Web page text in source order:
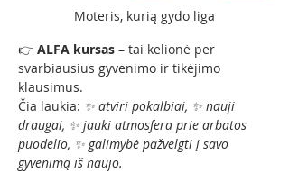
Moteris, kurią gydo liga
👉 ALFA kursas – tai kelionė per
svarbiausius gyvenimo ir tikėjimo
klausimus.
Čia laukia: ✨ atviri pokalbiai, ✨ nauji
draugai, ✨ jauki atmosfera prie arbatos
puodelio, ✨ galimybė pažvelgti į savo
gyvenimą iš naujo.